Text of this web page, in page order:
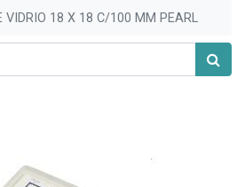
VIDRIO 18 X 18 C/100 MM PEARL